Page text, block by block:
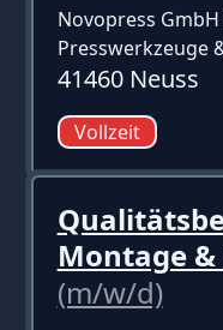
Novopress
Presswerkzeuge
41460 Neuss
Vollzeit
Montage
(m/w/d)